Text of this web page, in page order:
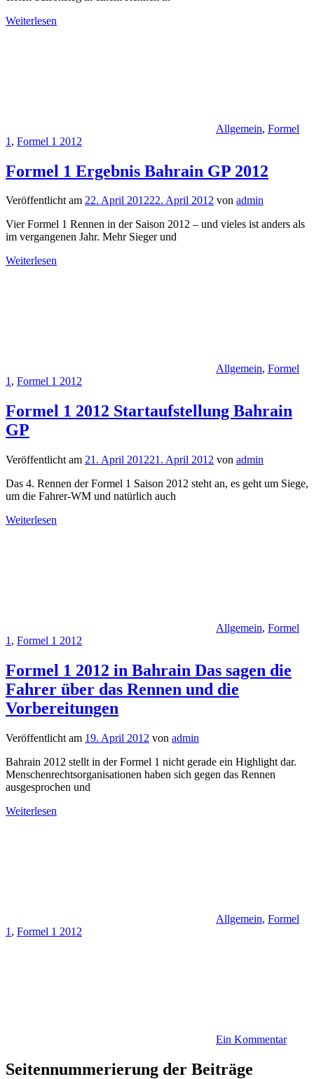
Weiterlesen
Allgemein, Formel
1 , Formel 1 2012
Formel 1 Ergebnis Bahrain GP 2012
Veröffentlicht am 22. April 201222. April 2012 von admin
Vier Formel 1 Rennen in der Saison 2012 – und vieles ist anders als
im vergangenen Jahr. Mehr Sieger und
Weiterlesen
Allgemein, Formel
1, Formel 1 2012
Formel 1 2012 Startaufstellung Bahrain
GP
Veröffentlicht am 21. April 201221. April 2012 von admin
Das 4. Rennen der Formel 1 Saison 2012 steht an, es geht um Siege,
um die Fahrer-WM und natürlich auch
Weiterlesen
Allgemein, Formel
1 , Formel 1 2012
Formel 1 2012 in Bahrain Das sagen die
Fahrer über das Rennen und die
Vorbereitungen
Veröffentlicht am 19. April 2012 von admin
Bahrain 2012 stellt in der Formel 1 nicht gerade ein Highlight dar.
Menschenrechtsorganisationen haben sich gegen das Rennen
ausgesprochen und
Weiterlesen
Allgemein, Formel
1 , Formel 1 2012
Ein Kommentar
Seitennummerierung der Beiträge